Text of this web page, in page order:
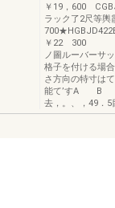
￥19，600
ラック了2尺
￥22
ノ圖ルーバーサ
格子を付ける場
さ方向の特寸は
能て’すA B A
去，。、，49．5